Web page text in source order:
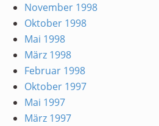
November 1998
Oktober 1998
Mai 1998
März 1998
Februar 1998
Oktober 1997
Mai 1997
März 1997